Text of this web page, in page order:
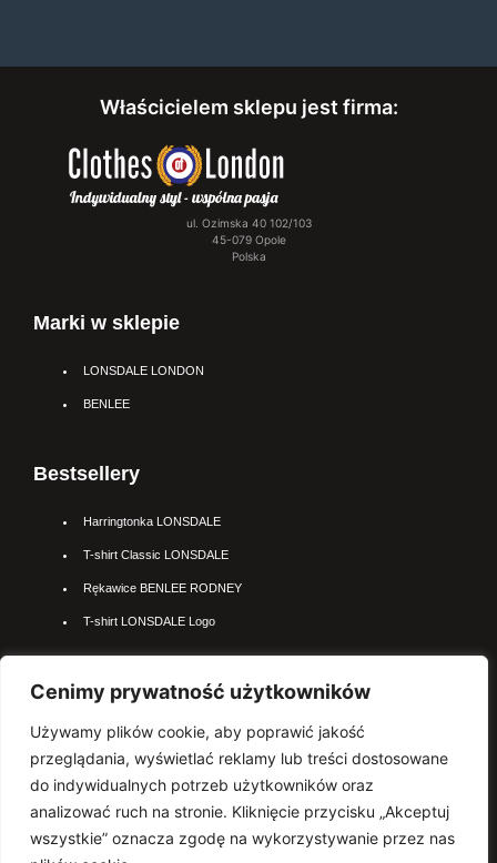
Cenimy prywatność użytkowników
Używamy plików cookie, aby poprawić jakość
przeglądania, wyświetlać reklamy lub treści dostosowane
do indywidualnych potrzeb użytkowników oraz
analizować ruch na stronie. Kliknięcie przycisku „Akceptuj
wszystkie” oznacza zgodę na wykorzystywanie przez nas
Właścicielem sklepu jest firma:
ul. Ozimska 40 102/103
45-079 Opole
Polska
Marki w sklepie
LONSDALE LONDON
BENLEE
Bestsellery
Harringtonka LONSDALE
T-shirt Classic LONSDALE
Rękawice BENLEE RODNEY
T-shirt LONSDALE Logo
Najpopularniejsze kateogrie
Kurtki LONSDALE
Polo LONSDALE
Rękawice BENLEE
Sprzęt BOKSERSKI